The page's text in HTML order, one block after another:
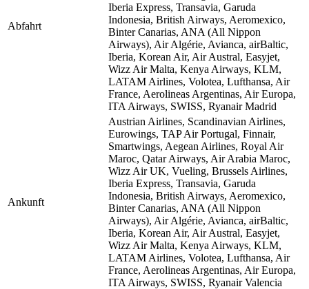
Abfahrt
Iberia Express, Transavia, Garuda
Indonesia, British Airways, Aeromexico,
Binter Canarias, ANA (All Nippon
Airways), Air Algérie, Avianca, airBaltic,
Iberia, Korean Air, Air Austral, Easyjet,
Wizz Air Malta, Kenya Airways, KLM,
LATAM Airlines, Volotea, Lufthansa, Air
France, Aerolineas Argentinas, Air Europa,
ITA Airways, SWISS, Ryanair Madrid
Ankunft
Austrian Airlines, Scandinavian Airlines,
Eurowings, TAP Air Portugal, Finnair,
Smartwings, Aegean Airlines, Royal Air
Maroc, Qatar Airways, Air Arabia Maroc,
Wizz Air UK, Vueling, Brussels Airlines,
Iberia Express, Transavia, Garuda
Indonesia, British Airways, Aeromexico,
Binter Canarias, ANA (All Nippon
Airways), Air Algérie, Avianca, airBaltic,
Iberia, Korean Air, Air Austral, Easyjet,
Wizz Air Malta, Kenya Airways, KLM,
LATAM Airlines, Volotea, Lufthansa, Air
France, Aerolineas Argentinas, Air Europa,
ITA Airways, SWISS, Ryanair Valencia